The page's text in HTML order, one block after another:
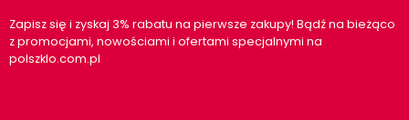
Zapisz się i zyskaj 3% rabatu na pierwsze zakupy! Bądź na bieżąco
z promocjami, nowościami i ofertami specjalnymi na
polszklo.com.pl